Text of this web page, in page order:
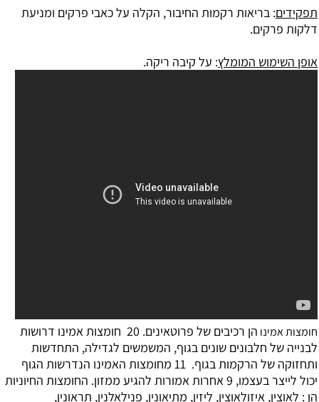
תפקידים: בריאות רקמות החיבור, הקלה על כאבי פרקים ומניעת
דלקות פרקים.
אופן השימוש המומלץ: על קיבה ריקה.
חומצות אמינו
הן רכיבים של פרוטאינים. 20 ‏ חומצות אמינו דרושות
לבנייה של חלבונים שונים בגוף, המשמשים לגדילה, התחדשות
ותחזוקה של הרקמות בגוף. 11 ‏מחומצות האמינו הנדרשות הגוף
יכול לייצר בעצמו, 9 ‏אחרות אמורות להגיע ממזון. החומצות החיוניות
הן : לאוצין, איזולאוצין, ליזין, מתיאונין, פנילאלנין, תראונין,